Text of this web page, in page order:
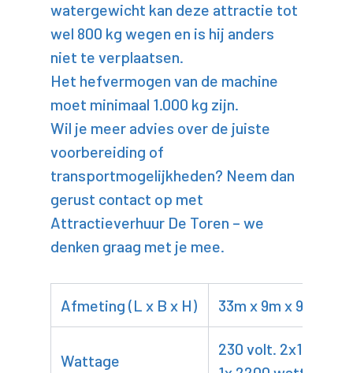
watergewicht kan deze attractie tot
wel 800 kg wegen en is hij anders
niet te verplaatsen.
Het hefvermogen van de machine
moet minimaal 1.000 kg zijn.
Wil je meer advies over de juiste
voorbereiding of
transportmogelijkheden? Neem dan
gerust contact op met
Attractieverhuur De Toren – we
denken graag met je mee.
Afmeting (L x B x H) 33m x 9m x 9m
Wattage
230 volt. 2x1800 +